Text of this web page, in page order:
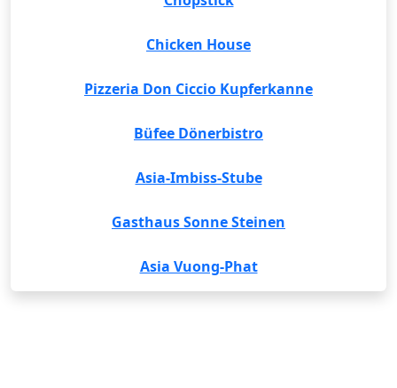
Chicken House
Pizzeria Don Ciccio Kupferkanne
Büfee Dönerbistro
Asia-Imbiss-Stube
Gasthaus Sonne Steinen
Asia Vuong-Phat